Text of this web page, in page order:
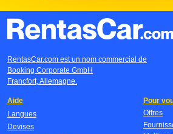
RentasCar.com est un nom commercial de
Booking Corporate GmbH
Francfort, Allemagne.
Aide
Langues
Devises
Pour
Offres